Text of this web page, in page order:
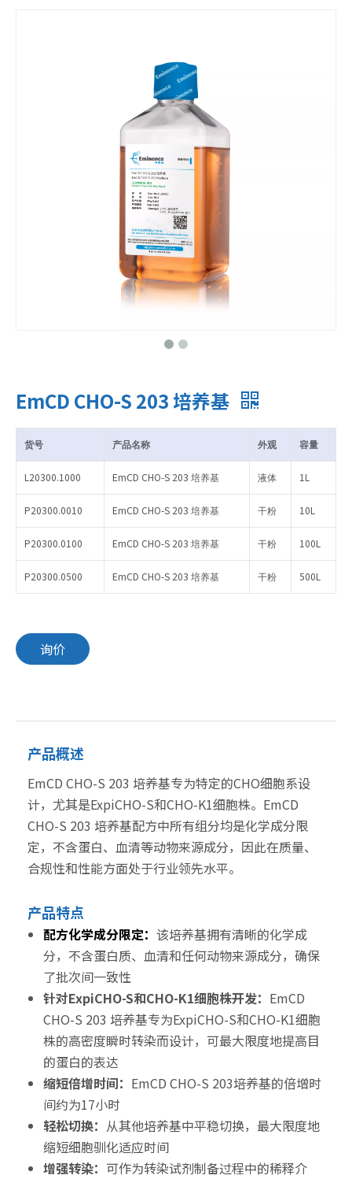
EmCD CHO-S 203 培养基
货号 产品名称 外观 容量
L20300.1000 EmCD CHO-S 203 培养基 液体 1L
P20300.0010 EmCD CHO-S 203 培养基 干粉 10L
P20300.0100 EmCD CHO-S 203 培养基 干粉 100L
P20300.0500 EmCD CHO-S 203 培养基 干粉 500L
询价
产品概述
EmCD CHO-S 203 培养基专为特定的CHO细胞系设
计，尤其是ExpiCHO-S和CHO-K1细胞株。EmCD
CHO-S 203 培养基配方中所有组分均是化学成分限
定，不含蛋白、血清等动物来源成分，因此在质量、
合规性和性能方面处于行业领先水平。
产品特点
配方化学成分限定： 该培养基拥有清晰的化学成
分，不含蛋白质、血清和任何动物来源成分，确保
了批次间一致性
针对ExpiCHO-S和CHO-K1细胞株开发： EmCD
CHO-S 203 培养基专为ExpiCHO-S和CHO-K1细胞
株的高密度瞬时转染而设计，可最大限度地提高目
的蛋白的表达
缩短倍增时间： EmCD CHO-S 203培养基的倍增时
间约为17小时
轻松切换： 从其他培养基中平稳切换，最大限度地
缩短细胞驯化适应时间
增强转染： 可作为转染试剂制备过程中的稀释介